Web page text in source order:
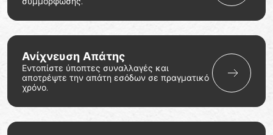
Ανίχνευση Απάτης
Εντοπίστε ύποπτες συναλλαγές και
αποτρέψτε την απάτη εσόδων σε πραγματικό
χρόνο.